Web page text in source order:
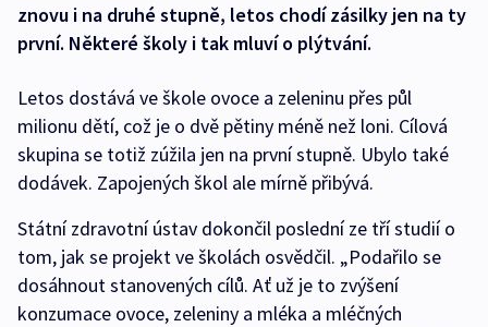
znovu i na druhé stupně, letos chodí zásilky jen na ty
první. Některé školy i tak mluví o plýtvání.
Letos dostává ve škole ovoce a zeleninu přes půl
milionu dětí, což je o dvě pětiny méně než loni. Cílová
skupina se totiž zúžila jen na první stupně. Ubylo také
dodávek. Zapojených škol ale mírně přibývá.
Státní zdravotní ústav dokončil poslední ze tří studií o
tom, jak se projekt ve školách osvědčil. „Podařilo se
dosáhnout stanovených cílů. Ať už je to zvýšení
konzumace ovoce, zeleniny a mléka a mléčných